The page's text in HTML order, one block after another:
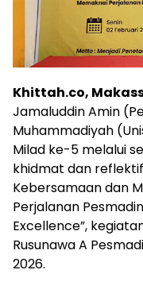
Khittah.co,
Jamaluddin Amin
Muhammadiyah
Milad ke-5 melalui
khidmat dan
Kebersamaan dan
Perjalanan
Excellence”,
Rusunawa A
2026.